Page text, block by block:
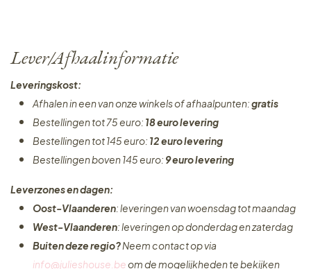
Lever/Afhaalinformatie
Leveringskost:
Afhalen in een van onze winkels of afhaalpunten:gratis
Bestellingen tot 75 euro: 18 euro levering
Bestellingen tot 145 euro: 12 euro levering
Bestellingen boven 145 euro: 9 euro levering
Leverzones en dagen:
Oost-Vlaanderen: leveringen van woensdag tot maandag
West-Vlaanderen: leveringen op donderdag en zaterdag
Buiten deze regio?Neem contact op via
info@julieshouse.beom de mogelijkheden te bekijken